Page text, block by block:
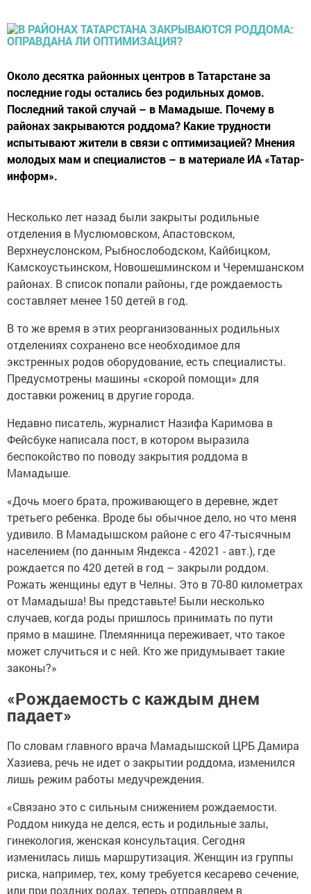
Около десятка районных центров в Татарстане за
последние годы остались без родильных домов.
Последний такой случай – в Мамадыше. Почему в
районах закрываются роддома? Какие трудности
испытывают жители в связи с оптимизацией? Мнения
молодых мам и специалистов – в материале ИА «Татар-
информ».
Несколько лет назад были закрыты родильные
отделения в Муслюмовском, Апастовском,
Верхнеуслонском, Рыбнослободском, Кайбицком,
Камскоустьинском, Новошешминском и Черемшанском
районах. В список попали районы, где рождаемость
составляет менее 150 детей в год.
В то же время в этих реорганизованных родильных
отделениях сохранено все необходимое для
экстренных родов оборудование, есть специалисты.
Предусмотрены машины «скорой помощи» для
доставки рожениц в другие города.
Недавно писатель, журналист Назифа Каримова в
Фейсбуке написала пост, в котором выразила
беспокойство по поводу закрытия роддома в
Мамадыше.
«Дочь моего брата, проживающего в деревне, ждет
третьего ребенка. Вроде бы обычное дело, но что меня
удивило. В Мамадышском районе с его 47-тысячным
населением (по данным Яндекса - 42021 - авт.), где
рождается по 420 детей в год – закрыли роддом.
Рожать женщины едут в Челны. Это в 70-80 километрах
от Мамадыша! Вы представьте! Были несколько
случаев, когда роды пришлось принимать по пути
прямо в машине. Племянница переживает, что такое
может случиться и с ней. Кто же придумывает такие
законы?»
«Рождаемость с каждым днем
падает»
По словам главного врача Мамадышской ЦРБ Дамира
Хазиева, речь не идет о закрытии роддома, изменился
лишь режим работы медучреждения.
«Связано это с сильным снижением рождаемости.
Роддом никуда не делся, есть и родильные залы,
гинекология, женская консультация. Сегодня
изменилась лишь маршрутизация. Женщин из группы
риска, например, тех, кому требуется кесарево сечение,
или при поздних родах, теперь отправляем в